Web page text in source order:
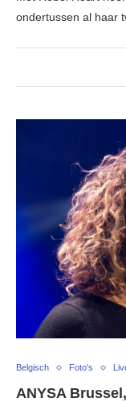
ondertussen al haar
Belgisch Foto's
ANYSA